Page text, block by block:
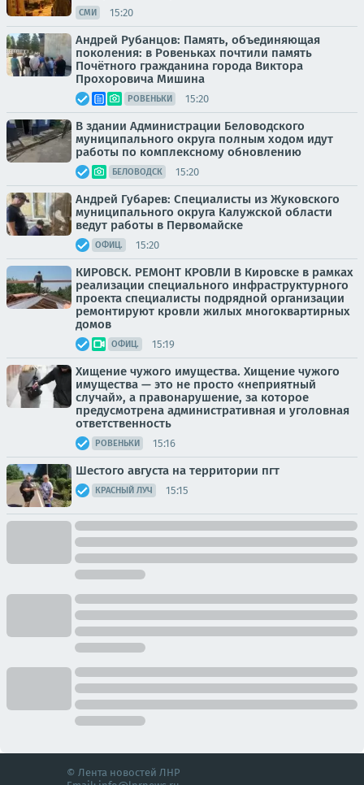
СМИ 15:20
Андрей Рубанцов: Память, объединяющая
поколения: в Ровеньках почтили память
Почётного гражданина города Виктора
Прохоровича Мишина
РОВЕНЬКИ 15:20
В здании Администрации Беловодского
муниципального округа полным ходом идут
работы по комплексному обновлению
БЕЛОВОДСК 15:20
Андрей Губарев: Специалисты из Жуковского
муниципального округа Калужской области
ведут работы в Первомайске
ОФИЦ. 15:20
КИРОВСК. РЕМОНТ КРОВЛИ В Кировске в рамках
реализации специального инфраструктурного
проекта специалисты подрядной организации
ремонтируют кровли жилых многоквартирных
домов
ОФИЦ. 15:19
Хищение чужого имущества. Хищение чужого
имущества — это не просто «неприятный
случай», а правонарушение, за которое
предусмотрена административная и уголовная
ответственность
РОВЕНЬКИ 15:16
Шестого августа на территории пгт
КРАСНЫЙ ЛУЧ 15:15
© Лента новостей ЛНР